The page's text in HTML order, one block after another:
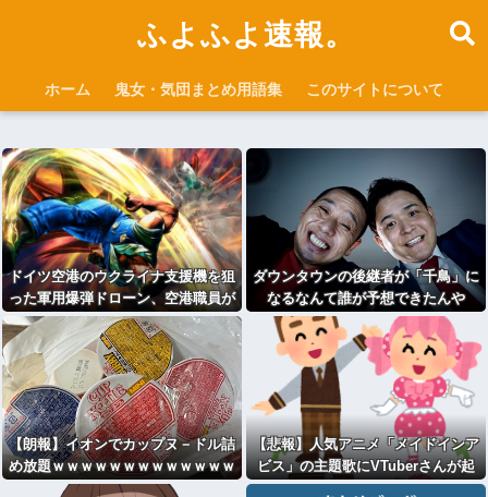
ふよふよ速報。
ホーム 鬼女・気団まとめ用語集 このサイトについて
ドイツ空港のウクライナ支援機を狙
った軍用爆弾ドローン、空港職員が
蹴り落として偶然不発に
ダウンタウンの後継者が「千鳥」に
なるなんて誰が予想できたんや
【朗報】イオンでカップヌ－ドル詰
め放題ｗｗｗｗｗｗｗｗｗｗｗｗｗ
ｗｗｗｗｗ
【悲報】人気アニメ「メイドインア
ビス」の主題歌にVTuberさんが起
用されてまたまたまた炎上、もう何